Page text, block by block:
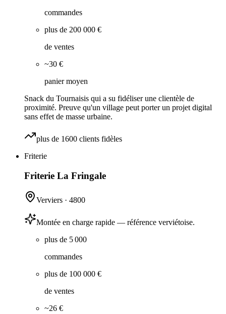
commandes
plus de 200 000 €
de ventes
~30 €
panier moyen
Snack du Tournaisis qui a su fidéliser une clientèle de
proximité. Preuve qu'un village peut porter un projet digital
sans effet de masse urbaine.
plus de 1600 clients fidèles
Friterie
Friterie La Fringale
Verviers · 4800
Montée en charge rapide — référence verviétoise.
plus de 5 000
commandes
plus de 100 000 €
de ventes
~26 €